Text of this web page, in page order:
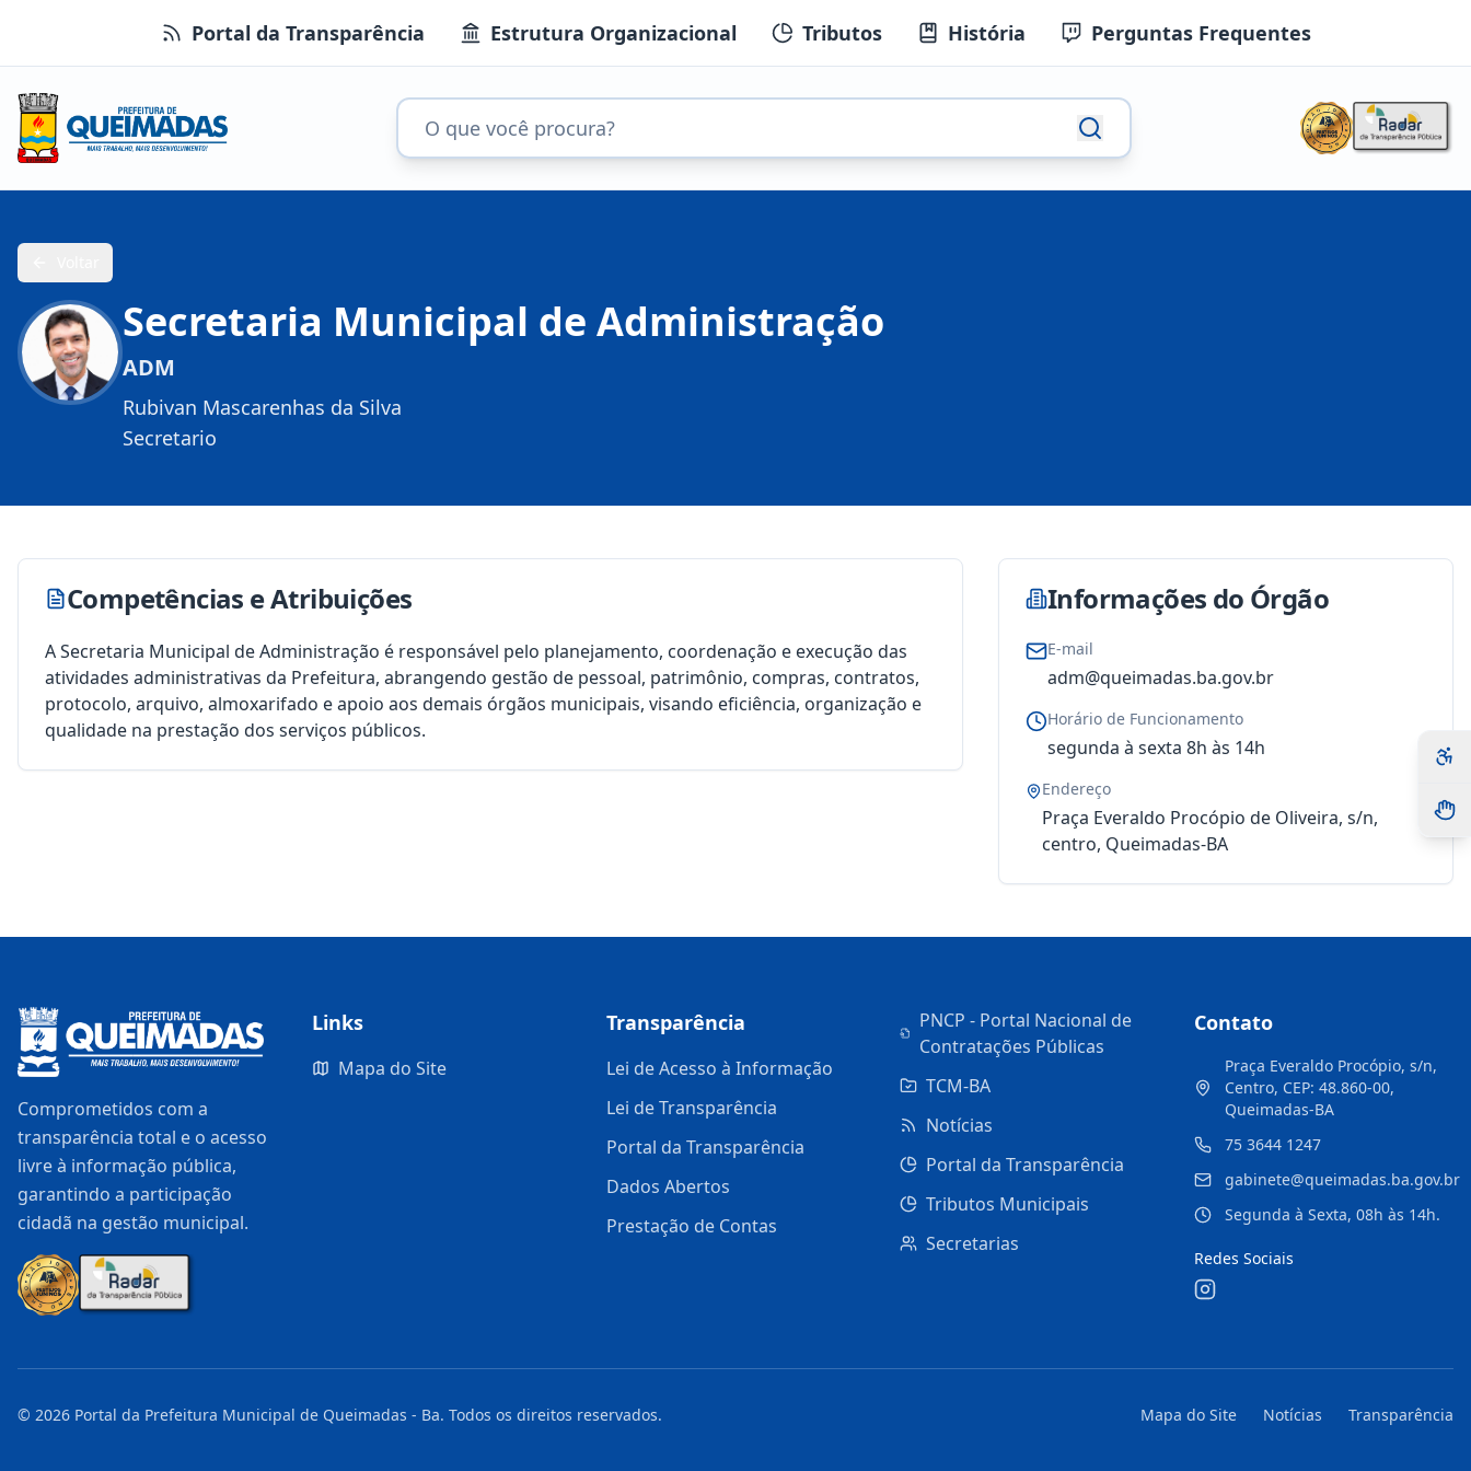
Portal da Transparência Estrutura Organizacional Tributos História Perguntas Frequentes
Secretaria Municipal de Administração
ADM
Rubivan Mascarenhas da Silva
Secretario
Competências e Atribuições
A Secretaria Municipal de Administração é responsável pelo planejamento, coordenação e execução das
atividades administrativas da Prefeitura, abrangendo gestão de pessoal, patrimônio, compras, contratos,
protocolo, arquivo, almoxarifado e apoio aos demais órgãos municipais, visando eficiência, organização e
qualidade na prestação dos serviços públicos.
Informações do Órgão
E-mail
adm@queimadas.ba.gov.br
Horário de Funcionamento
segunda à sexta 8h às 14h
Endereço
Praça Everaldo Procópio de Oliveira, s/n,
centro, Queimadas-BA
Comprometidos com a
transparência total e o acesso
livre à informação pública,
garantindo a participação
cidadã na gestão municipal.
Links
Mapa do Site
Transparência
Lei de Acesso à Informação
Lei de Transparência
Portal da Transparência
Dados Abertos
Prestação de Contas
PNCP - Portal Nacional de
Contratações Públicas
TCM-BA
Notícias
Portal da Transparência
Tributos Municipais
Secretarias
Contato
Praça Everaldo Procópio, s/n,
Centro, CEP: 48.860-00,
Queimadas-BA
75 3644 1247
gabinete@queimadas.ba.gov.br
Segunda à Sexta, 08h às 14h.
Redes Sociais
© 2026 Portal da Prefeitura Municipal de Queimadas - Ba. Todos os direitos reservados. Mapa do Site Notícias Transparência